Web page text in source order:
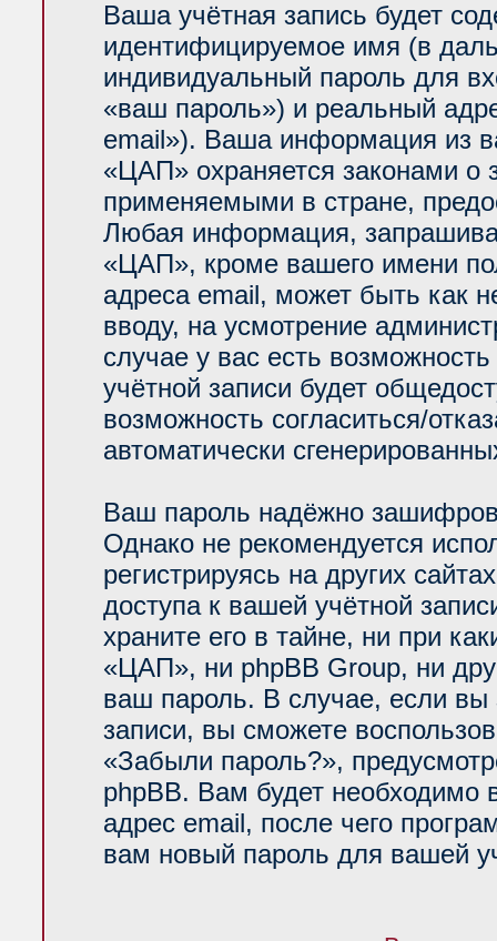
Ваша учётная запись будет
идентифицируемое имя (в
индивидуальный пароль для
«ваш пароль») и реальный
email»). Ваша информация из
«ЦАП» охраняется законами
применяемыми в стране,
Любая информация,
«ЦАП», кроме вашего имени
адреса email, может быть как
вводу, на усмотрение
случае у вас есть
учётной записи будет
возможность согласиться/
автоматически
Ваш пароль надёжно
Однако не рекомендуется
регистрируясь на других
доступа к вашей учётной
храните его в тайне, ни при
«ЦАП», ни phpBB Group, ни
ваш пароль. В случае, если вы
записи, вы сможете
«Забыли пароль?»,
phpBB. Вам будет необходимо
адрес email, после чего
вам новый пароль для вашей